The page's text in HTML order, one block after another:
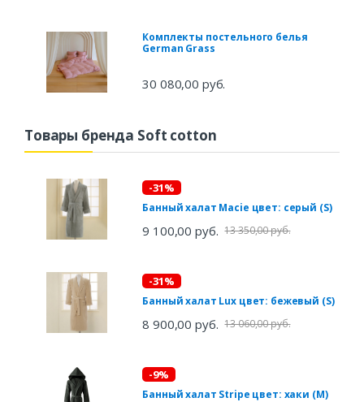
Комплекты постельного белья
German Grass
30 080,00 руб.
Товары бренда Soft cotton
-31%
Банный халат Macie цвет: серый (S)
9 100,00 руб. 13 350,00 руб.
-31%
Банный халат Lux цвет: бежевый (S)
8 900,00 руб. 13 060,00 руб.
-9%
Банный халат Stripe цвет: хаки (M)